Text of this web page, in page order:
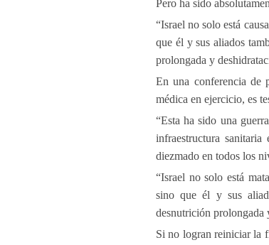
Pero ha sido
“Israel no solo está
que él y sus aliados
prolongada y
En una conferencia de
médica en ejercicio, es
“Esta ha sido una
infraestructura
diezmado en todos los
“Israel no solo está
sino que él y sus
desnutrición prolongada
Si no logran reiniciar la